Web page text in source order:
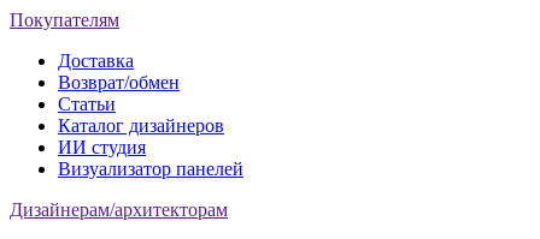
Покупателям
Доставка
Возврат/обмен
Статьи
Каталог дизайнеров
ИИ студия
Визуализатор панелей
Дизайнерам/архитекторам